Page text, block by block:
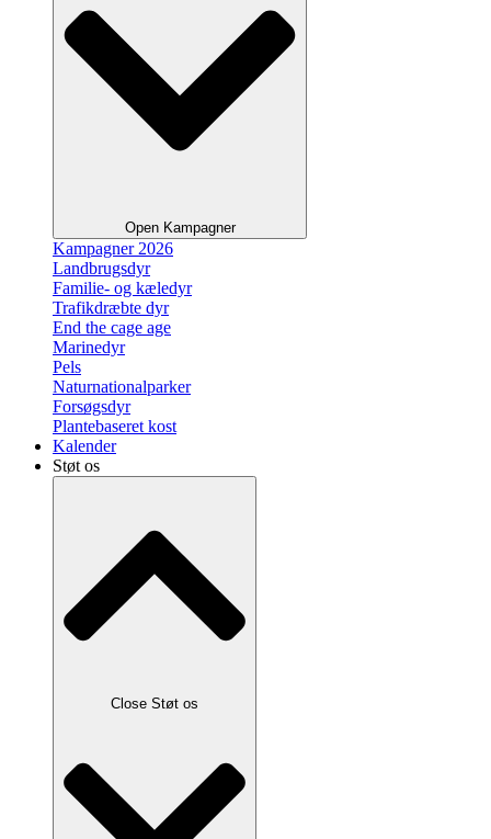
Open Kampagner
Kampagner 2026
Landbrugsdyr
Familie- og kæledyr
Trafikdræbte dyr
End the cage age
Marinedyr
Pels
Naturnationalparker
Forsøgsdyr
Plantebaseret kost
Kalender
Støt os
Close Støt os